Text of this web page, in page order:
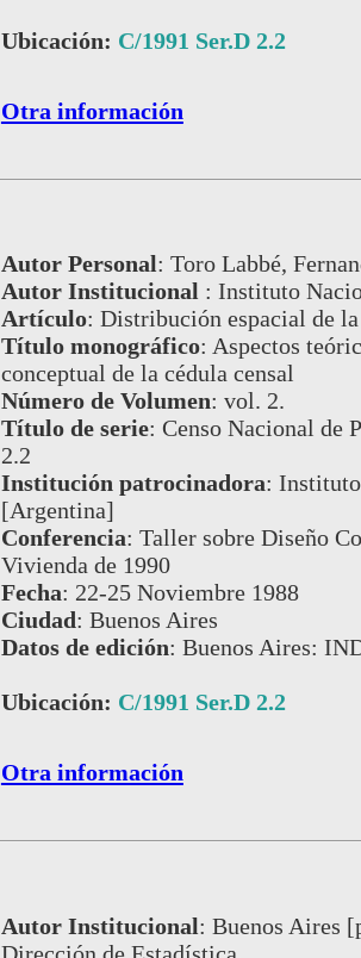
Ubicación: C/1991 Ser.D 2.2
Otra información
Autor Personal: Toro Labbé,
Autor Institucional : Instituto
Artículo: Distribución espacial de
Título monográfico: Aspectos
conceptual de la cédula censal
Número de Volumen: vol. 2.
Título de serie: Censo Nacional de
2.2
Institución patrocinadora:
[Argentina]
Conferencia: Taller sobre Diseño
Vivienda de 1990
Fecha: 22-25 Noviembre 1988
Ciudad: Buenos Aires
Datos de edición: Buenos Aires:
Ubicación: C/1991 Ser.D 2.2
Otra información
Autor Institucional: Buenos Aires